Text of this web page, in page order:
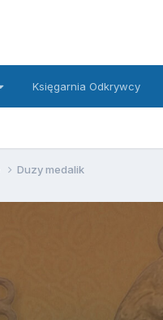
Księgarnia Odkrywcy
Duzy medalik